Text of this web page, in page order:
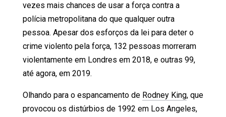
vezes mais chances de usar a força contra a
polícia metropolitana do que qualquer outra
pessoa. Apesar dos esforços da lei para deter o
crime violento pela força, 132 pessoas morreram
violentamente em Londres em 2018, e outras 99,
até agora, em 2019.
Olhando para o espancamento de Rodney King, que
provocou os distúrbios de 1992 em Los Angeles,